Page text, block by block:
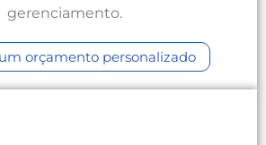
gerenciamento.
orçamento personalizado